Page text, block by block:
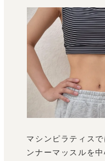
マシンピラティス
ンナーマッスルを